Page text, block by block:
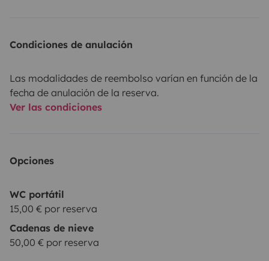
Condiciones de anulación
Las modalidades de reembolso varían en función de la
fecha de anulación de la reserva.
Ver las condiciones
Opciones
WC portátil
15,00 € por reserva
Cadenas de nieve
50,00 € por reserva